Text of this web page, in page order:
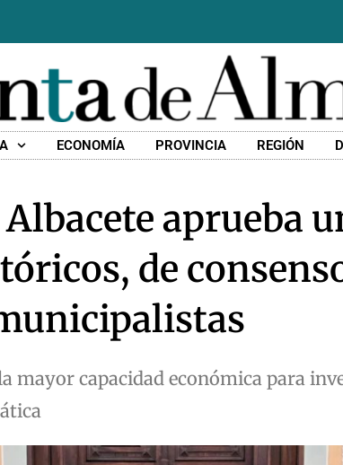
ECONOMÍA PROVINCIA REGIÓN
aprueba
de
mayor capacidad económica para